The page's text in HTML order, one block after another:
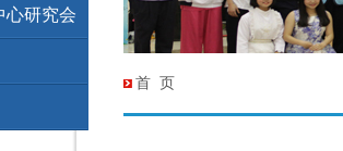
心研究会 智库建设 全国城市职
首 页